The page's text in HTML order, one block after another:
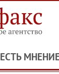
ЕСТЬ МНЕНИЕ